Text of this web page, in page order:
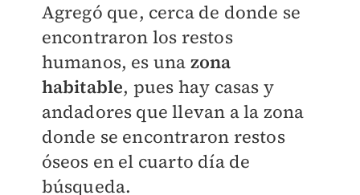
Agregó que, cerca de donde se
encontraron los restos
humanos, es una zona
habitable, pues hay casas y
andadores que llevan a la zona
donde se encontraron restos
óseos en el cuarto día de
búsqueda.